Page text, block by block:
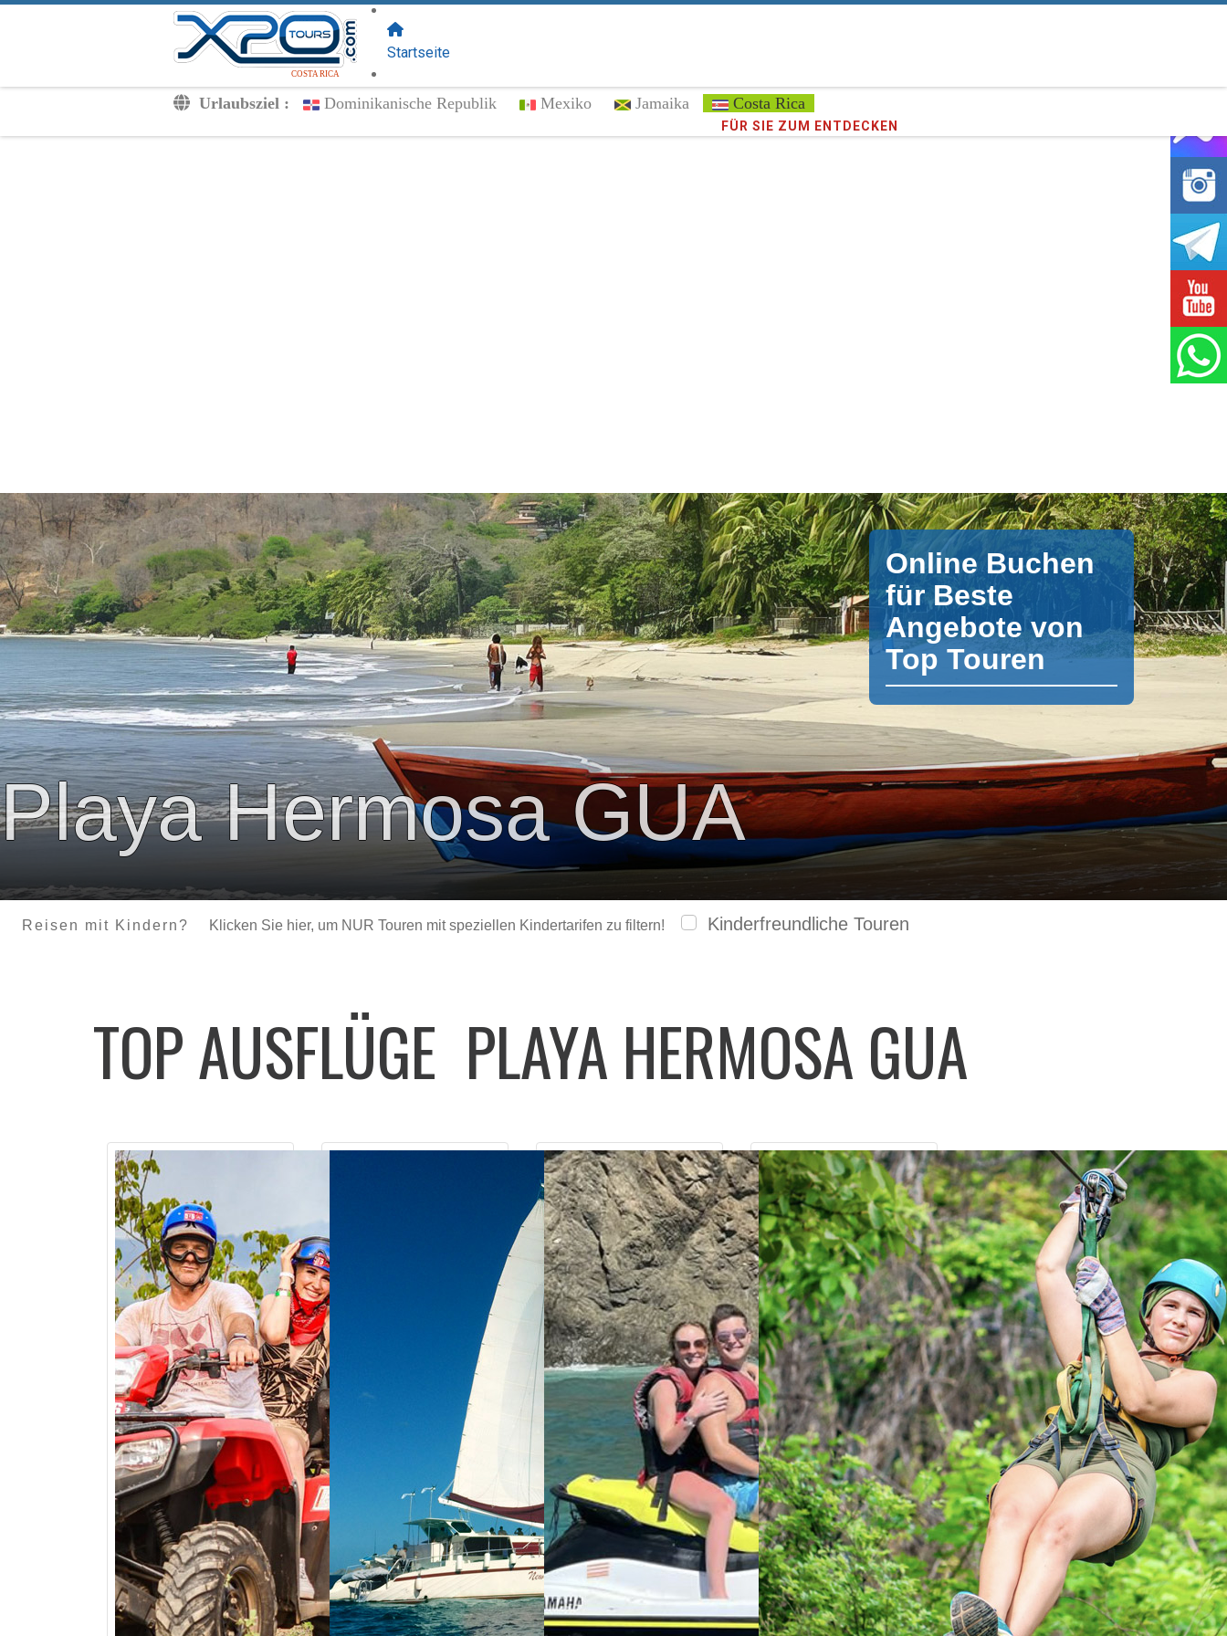
Urlaubsziel : Dominikanische Republik Mexiko Jamaika Costa Rica
Vertrauen Sie unseren372,781
COSTA RICA
Startseite
Online Buchen
für Beste
Angebote von
Top Touren
Playa Hermosa GUA
Reisen mit Kindern? Klicken Sie hier, um NUR Touren mit speziellen Kindertarifen zu filtern! Kinderfreundliche Touren
TOP AUSFLÜGE PLAYA HERMOSA GUA